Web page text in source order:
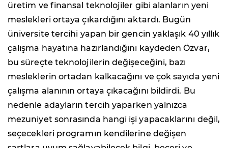
üretim ve finansal teknolojiler gibi alanların yeni
meslekleri ortaya çıkardığını aktardı. Bugün
üniversite tercihi yapan bir gencin yaklaşık 40 yıllık
çalışma hayatına hazırlandığını kaydeden Özvar,
bu süreçte teknolojilerin değişeceğini, bazı
mesleklerin ortadan kalkacağını ve çok sayıda yeni
çalışma alanının ortaya çıkacağını bildirdi. Bu
nedenle adayların tercih yaparken yalnızca
mezuniyet sonrasında hangi işi yapacaklarını değil,
seçecekleri programın kendilerine değişen